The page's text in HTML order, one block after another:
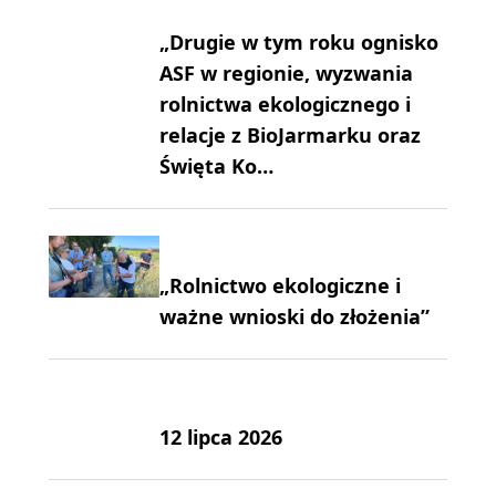
„Drugie w tym roku ognisko
ASF w regionie, wyzwania
rolnictwa ekologicznego i
relacje z BioJarmarku oraz
Święta Ko…
„Rolnictwo ekologiczne i
ważne wnioski do złożenia”
12 lipca 2026